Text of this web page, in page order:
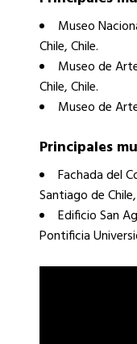
Museo
Chile, Chile.
Museo de
Chile, Chile.
Museo de
Principales
Fachada del
Santiago de
Edificio San
Pontificia